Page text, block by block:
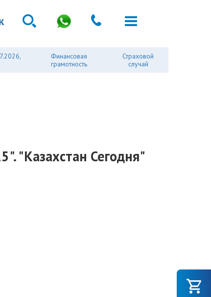
Финансовая
грамотность
Страховой
случай
"Казахстан Сегодня"